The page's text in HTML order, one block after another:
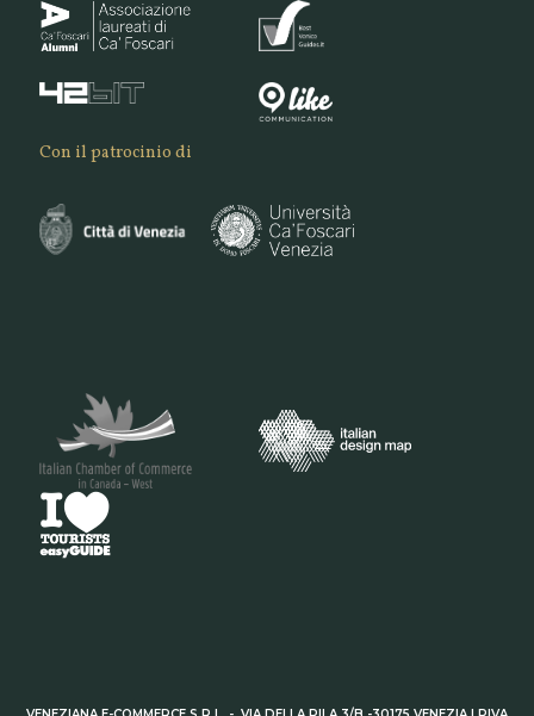
Con il patrocinio di